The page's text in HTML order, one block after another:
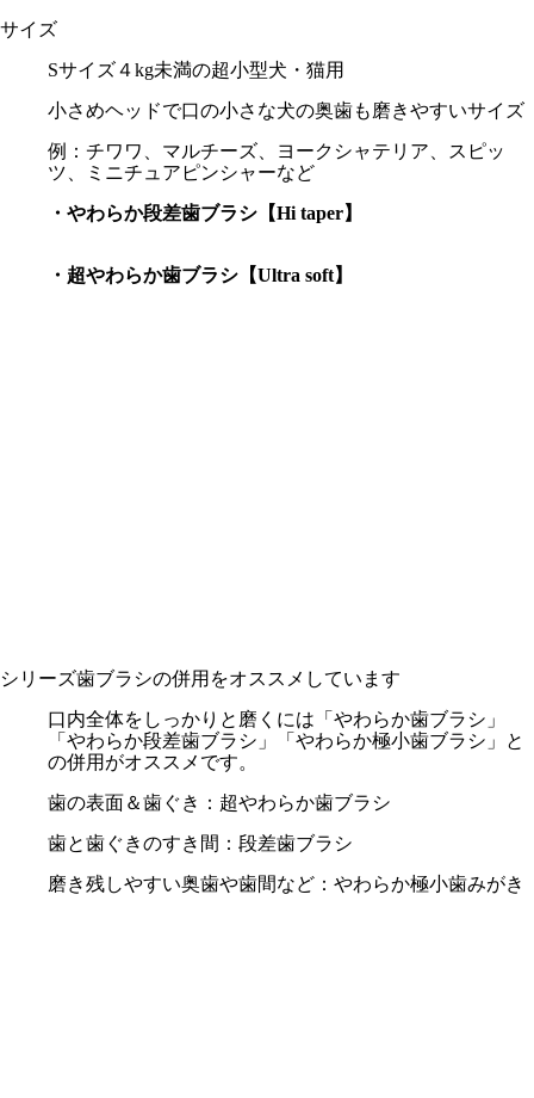
サイズ
Sサイズ４kg未満の超小型犬・猫用
小さめヘッドで口の小さな犬の奥歯も磨きやすいサイズ
例：チワワ、マルチーズ、ヨークシャテリア、スピッ
ツ、ミニチュアピンシャーなど
・やわらか段差歯ブラシ【Hi taper】
・超やわらか歯ブラシ【Ultra soft】
シリーズ歯ブラシの併用をオススメしています
口内全体をしっかりと磨くには「やわらか歯ブラシ」
「やわらか段差歯ブラシ」「やわらか極小歯ブラシ」と
の併用がオススメです。
歯の表面＆歯ぐき：超やわらか歯ブラシ
歯と歯ぐきのすき間：段差歯ブラシ
磨き残しやすい奥歯や歯間など：やわらか極小歯みがき